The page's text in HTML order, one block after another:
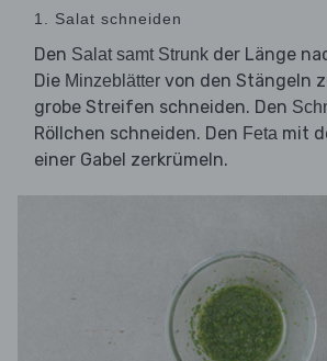
1. Salat schneiden
Den Salat samt Strunk der Länge
Die Minzeblätter von den Stängeln
grobe Streifen schneiden. Den
Röllchen schneiden. Den Feta mit
einer Gabel zerkrümeln.